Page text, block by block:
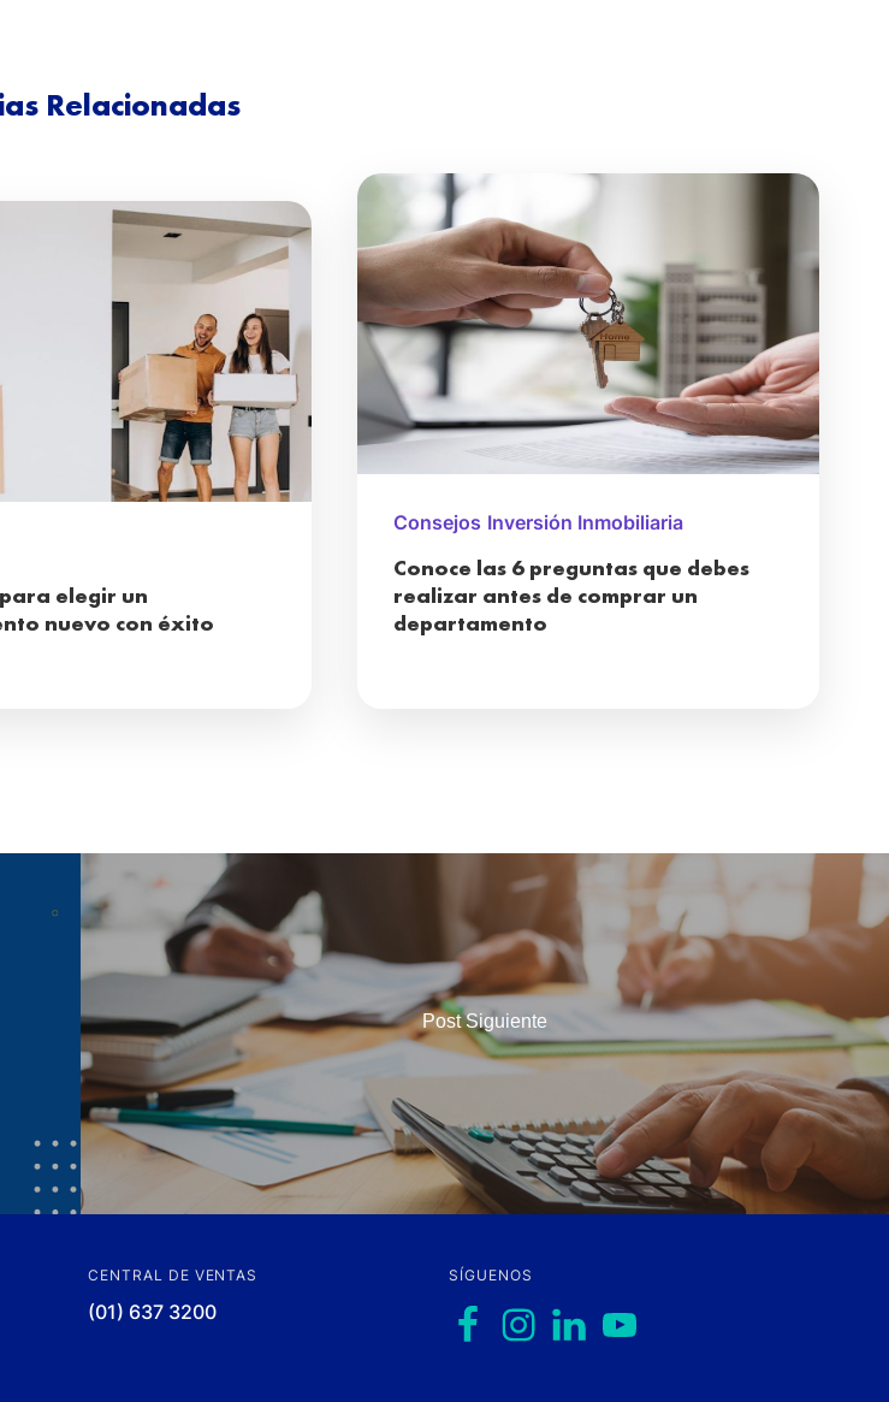
Relacionadas
elegir un
nuevo con éxito
Consejos Inversión Inmobiliaria
Conoce las 6 preguntas que debes
realizar antes de comprar un
departamento
Post Siguiente
CENTRAL DE VENTAS
(01) 637 3200
SÍGUENOS